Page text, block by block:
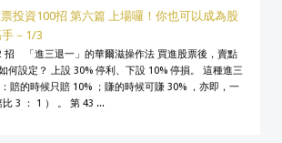
票投資100招 第六篇 上場囉！你也可以成為股
－1/3
招 「進三退一」的華爾滋操作法 買進股票後，賣點
何設定？ 上設 30% 停利、下設 10% 停損。 這種進三
賠的時候只賠 10% ；賺的時候可賺 30% ，亦即，一
3 ： 1 ） 。 第 43 ...